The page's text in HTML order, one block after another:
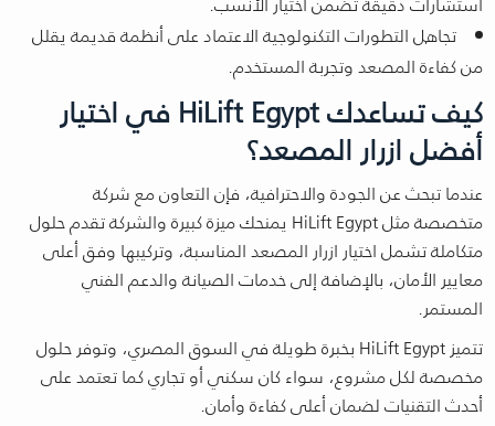
تجاهل التطورات التكنولوجية الاعتماد على أنظمة قديمة يقلل
من كفاءة المصعد وتجربة المستخدم.
كيف تساعدك HiLift Egypt في اختيار
أفضل ازرار المصعد؟
عندما تبحث عن الجودة والاحترافية، فإن التعاون مع شركة
متخصصة مثل HiLift Egypt يمنحك ميزة كبيرة والشركة تقدم حلول
متكاملة تشمل اختيار ازرار المصعد المناسبة، وتركيبها وفق أعلى
معايير الأمان، بالإضافة إلى خدمات الصيانة والدعم الفني
المستمر.
تتميز HiLift Egypt بخبرة طويلة في السوق المصري، وتوفر حلول
مخصصة لكل مشروع، سواء كان سكني أو تجاري كما تعتمد على
أحدث التقنيات لضمان أعلى كفاءة وأمان.